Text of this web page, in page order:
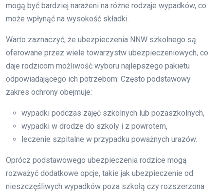
mogą być bardziej narażeni na różne rodzaje wypadków, co
może wpłynąć na wysokość składki.
Warto zaznaczyć, że ubezpieczenia NNW szkolnego są
oferowane przez wiele towarzystw ubezpieczeniowych, co
daje rodzicom możliwość wyboru najlepszego pakietu
odpowiadającego ich potrzebom. Często podstawowy
zakres ochrony obejmuje:
wypadki podczas zajęć szkolnych lub pozaszkolnych,
wypadki w drodze do szkoły i z powrotem,
leczenie szpitalne w przypadku poważnych urazów.
Oprócz podstawowego ubezpieczenia rodzice mogą
rozważyć dodatkowe opcje, takie jak ubezpieczenie od
nieszczęśliwych wypadków poza szkołą czy rozszerzona